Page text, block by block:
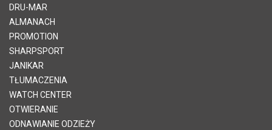
DRU-MAR
ALMANACH
PROMOTION
SHARPSPORT
JANIKAR
TŁUMACZENIA
WATCH CENTER
OTWIERANIE
ODNAWIANIE ODZIEŻY